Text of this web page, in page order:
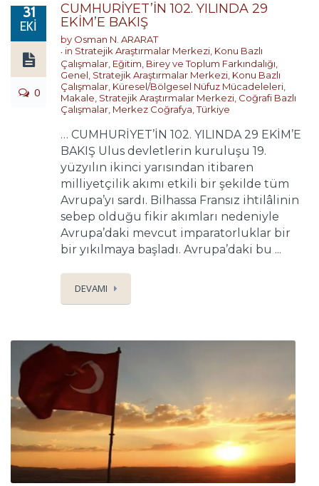
31
EKI
0
CUMHURİYET’İN 102. YILINDA 29
EKİM’E BAKIŞ
by Osman N. ARARAT
in Stratejik Araştırmalar Merkezi Konu Bazlı
Çalışmalar Eğitim, Birey ve Toplum Farkındalığı
Genel Stratejik Araştırmalar Merkezi Konu Bazlı
Çalışmalar Küresel/Bölgesel Nüfuz Mücadeleleri
Makale Stratejik Araştırmalar Merkezi Coğrafi Bazlı
Çalışmalar Merkez Coğrafya ,Türkiye
… CUMHURİYET’İN 102. YILINDA 29 EKİM’E
BAKIŞ Ulus devletlerin kuruluşu 19.
yüzyılın ikinci yarısından itibaren
milliyetçilik akımı etkili bir şekilde tüm
Avrupa’yı sardı. Bilhassa Fransız ihtilâlinin
sebep olduğu fikir akımları nedeniyle
Avrupa’daki mevcut imparatorluklar bir
bir yıkılmaya başladı. Avrupa’daki bu ...
DEVAMI